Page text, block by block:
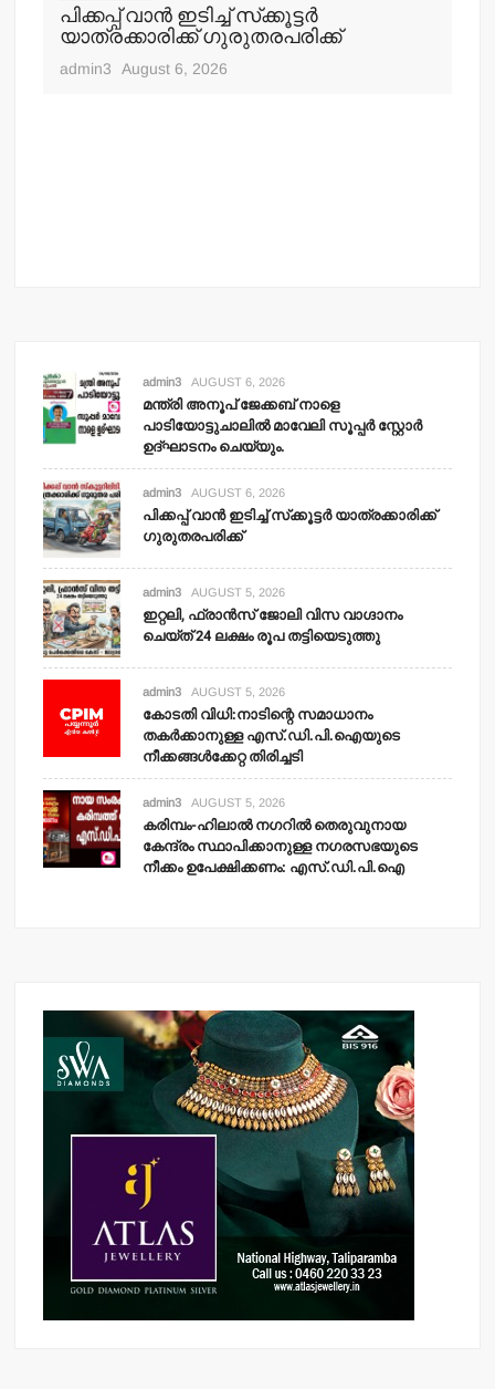
പിക്കപ്പ് വാന്‍ ഇടിച്ച് സ്‌ക്കൂട്ടര്‍
യാത്രക്കാരിക്ക് ഗുരുതരപരിക്ക്
admin3 August 6, 2026
admin3 AUGUST 6, 2026
മന്ത്രി അനൂപ് ജേക്കബ് നാളെ
പാടിയോട്ടുചാലില്‍ മാവേലി സൂപ്പര്‍ സ്റ്റോര്‍
ഉദ്ഘാടനം ചെയ്യും.
admin3 AUGUST 6, 2026
പിക്കപ്പ് വാന്‍ ഇടിച്ച് സ്‌ക്കൂട്ടര്‍ യാത്രക്കാരിക്ക്
ഗുരുതരപരിക്ക്
admin3 AUGUST 5, 2026
ഇറ്റലി, ഫ്രാന്‍സ് ജോലി വിസ വാഗ്ദാനം
ചെയ്ത് 24 ലക്ഷം രൂപ തട്ടിയെടുത്തു
admin3 AUGUST 5, 2026
കോടതി വിധി:നാടിന്റെ സമാധാനം
തകര്‍ക്കാനുള്ള എസ്.ഡി.പി.ഐയുടെ
നീക്കങ്ങള്‍ക്കേറ്റ തിരിച്ചടി
admin3 AUGUST 5, 2026
കരിമ്പം-ഹിലാല്‍ നഗറില്‍ തെരുവുനായ
കേന്ദ്രം സ്ഥാപിക്കാനുള്ള നഗരസഭയുടെ
നീക്കം ഉപേക്ഷിക്കണം: എസ്.ഡി.പി.ഐ